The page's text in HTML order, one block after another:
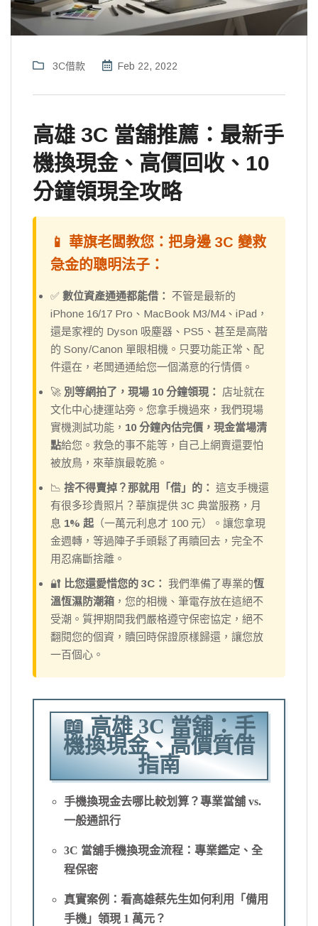
3C借款 Feb 22, 2022
高雄 3C 當舖推薦：最新手
機換現金、高價回收、10
分鐘領現全攻略
📱 華旗老闆教您：把身邊 3C 變救
急金的聰明法子：
✅ 數位資產通通都能借：
不管是最新的
iPhone 16/17 Pro、MacBook M3/M4、iPad，
還是家裡的 Dyson 吸塵器、PS5、甚至是高階
的 Sony/Canon 單眼相機。只要功能正常、配
件還在，老闆通通給您一個滿意的行情價。
🚀 別等網拍了，現場 10 分鐘領現：
店址就在
文化中心捷運站旁。您拿手機過來，我們現場
實機測試功能， 10 分鐘內估完價，現金當場清
點給您。救急的事不能等，自己上網賣還要怕
被放鳥，來華旗最乾脆。
📉 捨不得賣掉？那就用「借」的： 這支手機還
有很多珍貴照片？華旗提供 3C 典當服務，月
息 1% 起 （一萬元利息才 100 元）。讓您拿現
金週轉，等過陣子手頭鬆了再贖回去，完全不
用忍痛斷捨離。
🔐 比您還愛惜您的 3C： 我們準備了專業的恆
溫恆濕防潮箱 ，您的相機、筆電存放在這絕不
受潮。質押期間我們嚴格遵守保密協定，絕不
翻閱您的個資，贖回時保證原樣歸還，讓您放
一百個心。
📖 高雄 3C 當舖：手
機換現金、高價質借
指南
手機換現金去哪比較划算？專業當舖 vs.
一般通訊行
3C 當舖手機換現金流程：專業鑑定、全
程保密
真實案例：看高雄蔡先生如何利用「備用
手機」領現 1 萬元？